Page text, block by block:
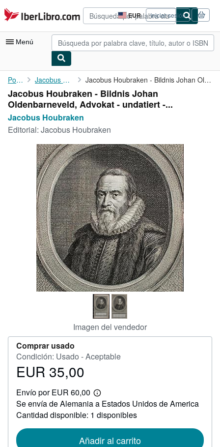
Pasar al contenido principal
IberLibro.com EUR
Preferencias
de
compra
del
Iniciar sesión
Menú
Mi cuenta
Consultar mis pedidos
Búsqueda avanzada
Colecciones
Libros antiguos
Arte y coleccionismo
Vendedores
Comenzar a vender
CERRAR
Portada Jacobus Houbraken Jacobus Houbraken - Bildnis Johan Oldenbarneveld, Advokat - ...
Jacobus Houbraken - Bildnis Johan
Oldenbarneveld, Advokat - undatiert -...
Jacobus Houbraken
Editorial: Jacobus Houbraken
Imagen del vendedor
Comprar usado
Condición: Usado - Aceptable
Precio
35,00
EUR 35,00
Envío por EUR 60,00
Más
información
sobre
las
envío
Se envía de Alemania a Estados Unidos de America
Cantidad disponible: 1 disponibles
Añadir al carrito